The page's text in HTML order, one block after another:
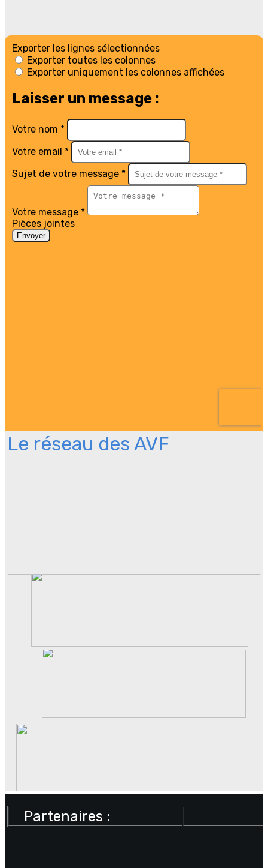
Le réseau des AVF
Partenaires :